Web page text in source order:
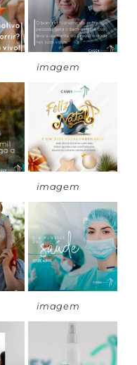
imagem
imagem
imagem